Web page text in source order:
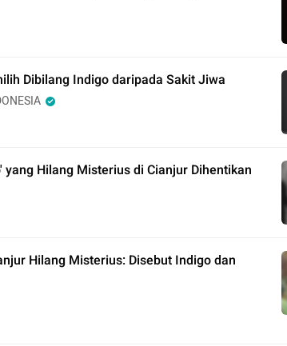
Dibilang Indigo daripada Sakit Jiwa
yang Hilang Misterius di Cianjur Dihentikan
Hilang Misterius: Disebut Indigo dan